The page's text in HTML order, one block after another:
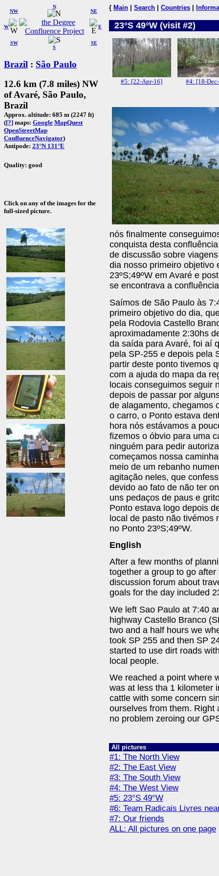
W
NW
N
NE
SW
S
SE
E
Brazil : São Paulo
12.6 km (7.8 miles) NW
of Avaré, São Paulo,
Brazil
Approx. altitude: 685 m (2247 ft)
([?] maps: Google MapQuest
OpenStreetMap
ConfluenceNavigator)
Antipode: 23°N 131°E
Quality: good
Click on any of the images for the
full-sized picture.
{ Main Search Countries
23°S 49°W (visit #2)
#5: [22-Apr-16] #4: [18-
nós finalmente
conquista desta
de discussão sobre
dia nosso primeiro objetivo
23ºS;49ºW em Avaré e
se encontrava a
Saímos de São Paulo às
primeiro objetivo do dia,
pela Rodovia Castello
aproximadamente 2:30hs
da saída para Avaré, foi aí
pela SP-255 e depois pela
partir deste ponto tivemos
com a ajuda do mapa da
locais conseguimos seguir
depois de passar por
de alagamento, chegamos
o carro, o Ponto estava
hora nós estávamos a
fizemos o óbvio para uma
ninguém para pedir
começamos nossa
meio de um rebanho
agitação neles, que
devido ao fato de não ter
uns pedaços de paus e
Ponto estava logo depois
local de pasto não tivémos
no Ponto 23ºS;49ºW.
English
After a few months of
together a group to go
discussion forum about
goals for the day included
We left Sao Paulo at 7:40
highway Castello Branco
two and a half hours we
took SP 255 and then SP
started to use dirt roads
local people.
We reached a point where
was at less tha 1 kilometer
cattle with some concern
ourselves from them. Right
no problem zeroing our
All pictures
#1: The North View
#2: The East View
#3: The South View
#4: The West View
#5: 23°S 49°W
#6: Team Radicais Livres
#7: Our friends
ALL: All pictures on one page